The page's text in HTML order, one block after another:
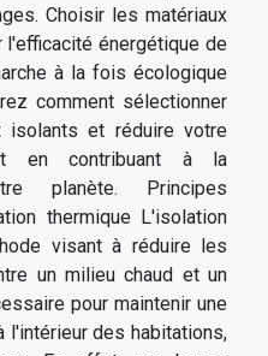
Choisir les matériaux
énergétique de
à la fois écologique
comment sélectionner
isolants et réduire votre
en contribuant à la
planète. Principes
thermique L'isolation
visant à réduire les
un milieu chaud et un
pour maintenir une
l'intérieur des habitations,